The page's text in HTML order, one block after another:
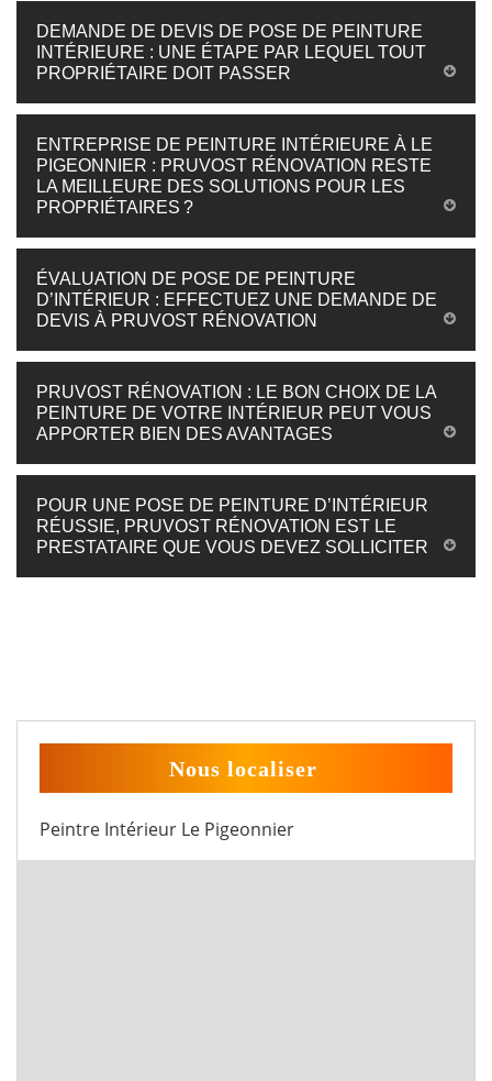
DEMANDE DE DEVIS DE POSE DE PEINTURE
INTÉRIEURE : UNE ÉTAPE PAR LEQUEL TOUT
PROPRIÉTAIRE DOIT PASSER
ENTREPRISE DE PEINTURE INTÉRIEURE À LE
PIGEONNIER : PRUVOST RÉNOVATION RESTE
LA MEILLEURE DES SOLUTIONS POUR LES
PROPRIÉTAIRES ?
ÉVALUATION DE POSE DE PEINTURE
D’INTÉRIEUR : EFFECTUEZ UNE DEMANDE DE
DEVIS À PRUVOST RÉNOVATION
PRUVOST RÉNOVATION : LE BON CHOIX DE LA
PEINTURE DE VOTRE INTÉRIEUR PEUT VOUS
APPORTER BIEN DES AVANTAGES
POUR UNE POSE DE PEINTURE D’INTÉRIEUR
RÉUSSIE, PRUVOST RÉNOVATION EST LE
PRESTATAIRE QUE VOUS DEVEZ SOLLICITER
Nous localiser
Peintre Intérieur Le Pigeonnier